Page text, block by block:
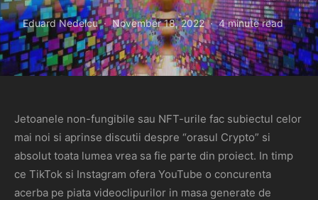
Eduard Nedelcu November 18, 2022 4 minute read
Jetoanele non-fungibile sau NFT-urile fac subiectul celor
mai noi si aprinse discutii despre “orasul Crypto” si
absolut toata lumea vrea sa fie parte din proiect. In timp
ce TikTok si Instagram ofera YouTube o concurenta
acerba pe piata videoclipurilor in masa generate de